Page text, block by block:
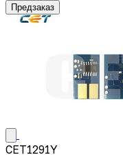
Предзаказ
CET1291Y